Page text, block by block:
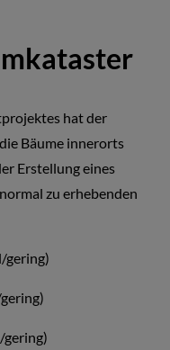
hat der
Bäume innerorts
Erstellung eines
zu erhebenden
gering)